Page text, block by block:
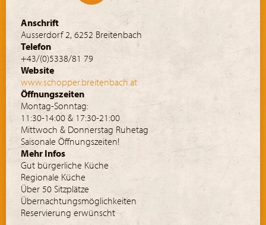
Anschrift
Ausserdorf 2, 6252 Breitenbach
Telefon
+43/(0)5338/81 79
Website
www.schopper.breitenbach.at
Öffnungszeiten
Montag-Sonntag:
11:30-14:00 & 17:30-21:00
Mittwoch & Donnerstag Ruhetag
Saisonale Öffnungszeiten!
Mehr Infos
Gut bürgerliche Küche
Regionale Küche
Über 50 Sitzplätze
Übernachtungsmöglichkeiten
Reservierung erwünscht